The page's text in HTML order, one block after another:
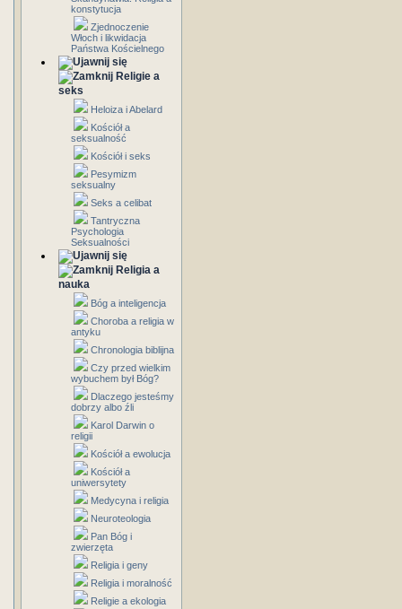
konstytucja
Zjednoczenie
Włoch i likwidacja
Państwa Kościelnego
Religie a
seks
Heloiza i Abelard
Kościół a
seksualność
Kościół i seks
Pesymizm
seksualny
Seks a celibat
Tantryczna
Psychologia
Seksualności
Religia a
nauka
Bóg a inteligencja
Choroba a religia w
antyku
Chronologia biblijna
Czy przed wielkim
wybuchem był Bóg?
Dlaczego jesteśmy
dobrzy albo źli
Karol Darwin o
religii
Kościół a ewolucja
Kościół a
uniwersytety
Medycyna i religia
Neuroteologia
Pan Bóg i
zwierzęta
Religia i geny
Religia i moralność
Religie a ekologia